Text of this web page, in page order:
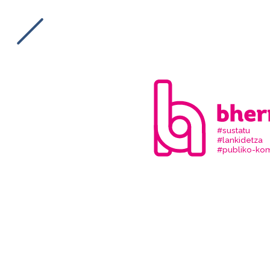
#sustatu
#lankidetza
#publiko-